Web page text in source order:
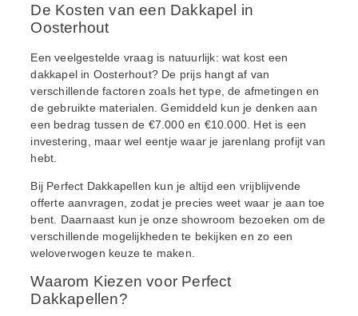
De Kosten van een Dakkapel in
Oosterhout
Een veelgestelde vraag is natuurlijk: wat kost een
dakkapel in Oosterhout? De prijs hangt af van
verschillende factoren zoals het type, de afmetingen en
de gebruikte materialen. Gemiddeld kun je denken aan
een bedrag tussen de €7.000 en €10.000. Het is een
investering, maar wel eentje waar je jarenlang profijt van
hebt.
Bij Perfect Dakkapellen kun je altijd een vrijblijvende
offerte aanvragen, zodat je precies weet waar je aan toe
bent. Daarnaast kun je onze showroom bezoeken om de
verschillende mogelijkheden te bekijken en zo een
weloverwogen keuze te maken.
Waarom Kiezen voor Perfect
Dakkapellen?